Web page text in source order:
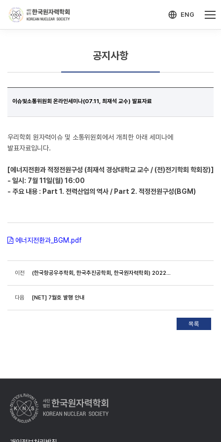
ENG
공지사항
이슈및소통위원회 온라인세미나(07.11, 최재석 교수) 발표자료
우리학회 원자력이슈 및 소통위원회에서 개최한 아래 세미나에
발표자료입니다.
[에너지전환과 적정전원구성 (최재석 경상대학교 교수 / (전)전기학회 학회장)]
- 일시: 7월 11일(월) 16:00
- 주요 내용 : Part 1. 전력산업의 역사 / Part 2. 적정전원구성(BGM)
에너지전환과_BGM.pdf
이전 (한국항공우주학회, 한국추진공학회, 한국원자력학회) 2022년도 추진부문 하계 워크샵 개최
다음 [NET] 7월호 발행 안내